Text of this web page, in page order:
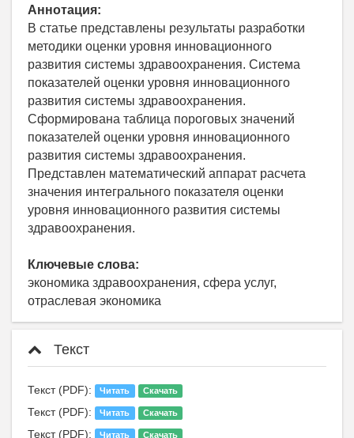
Аннотация:
В статье представлены результаты разработки
методики оценки уровня инновационного
развития системы здравоохранения. Система
показателей оценки уровня инновационного
развития системы здравоохранения.
Сформирована таблица пороговых значений
показателей оценки уровня инновационного
развития системы здравоохранения.
Представлен математический аппарат расчета
значения интегрального показателя оценки
уровня инновационного развития системы
здравоохранения.
Ключевые слова:
экономика здравоохранения, сфера услуг,
отраслевая экономика
Текст
Текст (PDF): Читать Скачать
Текст (PDF): Читать Скачать
Текст (PDF): Читать Скачать